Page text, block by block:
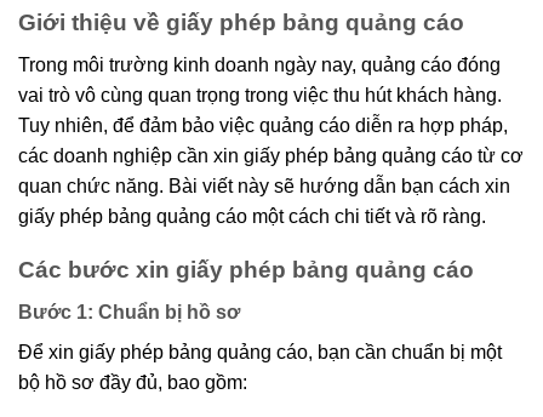
Giới thiệu về giấy phép bảng quảng cáo
Trong môi trường kinh doanh ngày nay, quảng cáo đóng
vai trò vô cùng quan trọng trong việc thu hút khách hàng.
Tuy nhiên, để đảm bảo việc quảng cáo diễn ra hợp pháp,
các doanh nghiệp cần xin giấy phép bảng quảng cáo từ cơ
quan chức năng. Bài viết này sẽ hướng dẫn bạn cách xin
giấy phép bảng quảng cáo một cách chi tiết và rõ ràng.
Các bước xin giấy phép bảng quảng cáo
Bước 1: Chuẩn bị hồ sơ
Để xin giấy phép bảng quảng cáo, bạn cần chuẩn bị một
bộ hồ sơ đầy đủ, bao gồm: